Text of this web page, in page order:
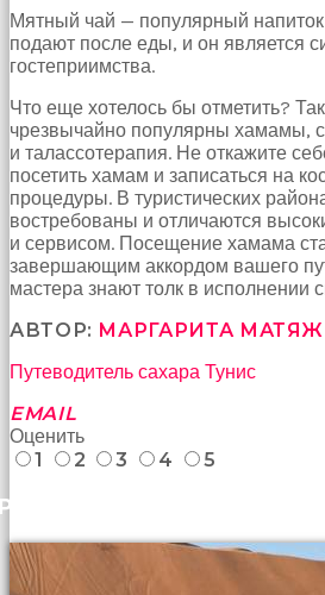
Мятный чай — популярный напиток
подают после еды, и он является
гостеприимства.
Что еще хотелось бы отметить?
чрезвычайно популярны хамамы,
и талассотерапия. Не откажите
посетить хамам и записаться на
процедуры. В туристических
востребованы и отличаются
и сервисом. Посещение хамама
завершающим аккордом вашего
мастера знают толк в исполнении
АВТОР: МАРГАРИТА МАТЯЖ
Путеводитель сахара Тунис
EMAIL
Оценить
1
2 3 4 5